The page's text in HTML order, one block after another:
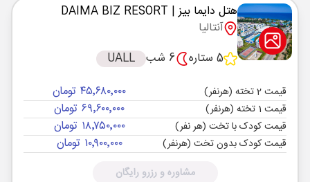
هتل دایما بیز| DAIMA BIZ RESORT
آنتالیا
5 ستاره
6 شب UALL
قیمت 2 تخته (هرنفر) ۴۵٬۶۸۰٬۰۰۰ تومان
قیمت 1 تخته (هرنفر) ۶۹٬۶۰۰٬۰۰۰ تومان
قیمت کودک با تخت (هر نفر) ۱۸٬۷۵۰٬۰۰۰ تومان
قیمت کودک بدون تخت (هرنفر) ۱۰٬۹۰۰٬۰۰۰ تومان
مشاوره و رزرو رایگان